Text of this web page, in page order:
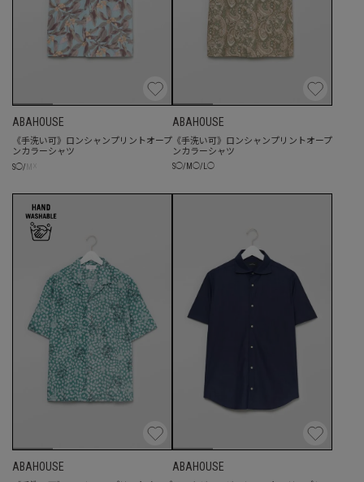
ABAHOUSE
《手洗い可》ロンシャンプリントオープ
ンカラーシャツ
S◯/
ABAHOUSE
《手洗い可》ロンシャンプリントオープ
ンカラーシャツ
S◯/ M ◯/ L◯
ABAHOUSE
ABAHOUSE